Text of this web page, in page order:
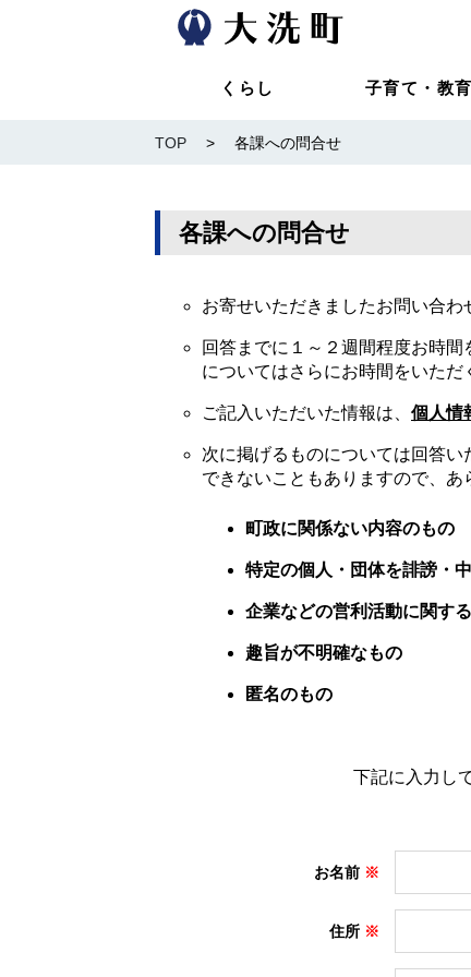
くらし 子育て・教育
TOP > 各課への問合せ
各課への問合せ
お寄せいただきましたお問い合わ
回答までに１～２週間程度お時
についてはさらにお時間をいただ
ご記入いただいた情報は、 個人情
次に掲げるものについては回答
できないこともありますので、あ
町政に関係ない内容のもの
特定の個人・団体を誹謗・
企業などの営利活動に関す
趣旨が不明確なもの
匿名のもの
下記に入力し
お名前
住所